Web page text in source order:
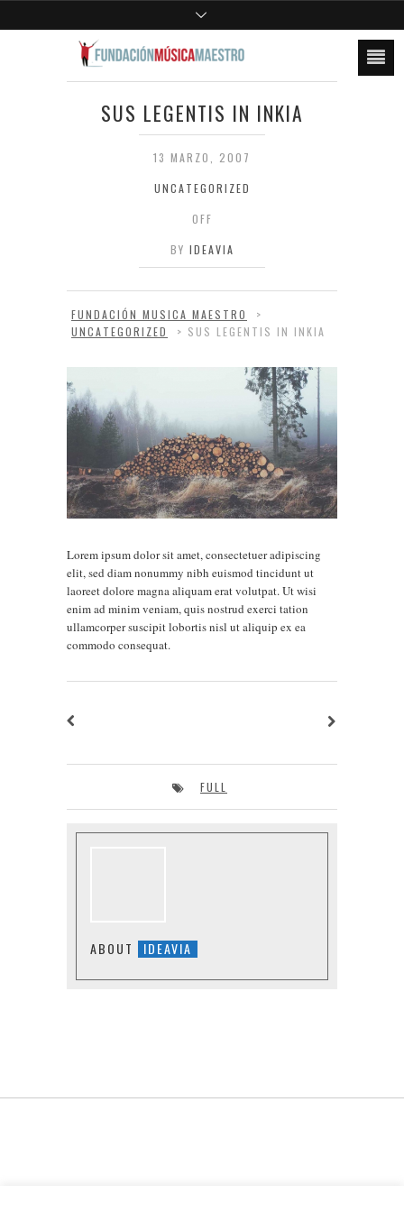
SUS LEGENTIS IN INKIA
13 MARZO, 2007
UNCATEGORIZED
OFF
BY IDEAVIA
FUNDACIÓN MUSICA MAESTRO
>
UNCATEGORIZED
> SUS LEGENTIS IN INKIA
Lorem ipsum dolor sit amet, consectetuer adipiscing
elit, sed diam nonummy nibh euismod tincidunt ut
laoreet dolore magna aliquam erat volutpat. Ut wisi
enim ad minim veniam, quis nostrud exerci tation
ullamcorper suscipit lobortis nisl ut aliquip ex ea
commodo consequat.
FULL
ABOUT IDEAVIA